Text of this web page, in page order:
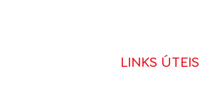
LINKS ÚTEIS